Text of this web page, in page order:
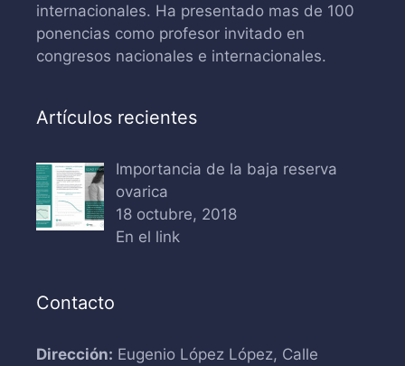
internacionales. Ha presentado mas de 100
ponencias como profesor invitado en
congresos nacionales e internacionales.
Artículos recientes
Importancia de la baja reserva
ovarica
18 octubre, 2018
En el link
Contacto
Dirección: Eugenio López López, Calle